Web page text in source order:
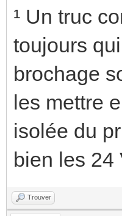
¹ Un truc
toujours
brochage
les mettre
isolée du
bien les 24
Trouver